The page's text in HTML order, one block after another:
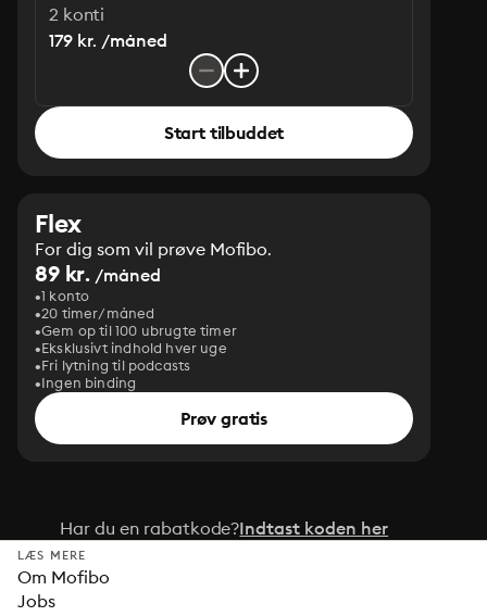
2 konti
179 kr. /måned
Start tilbuddet
Flex
For dig som vil prøve Mofibo.
89 kr. /måned
1 konto
20 timer/måned
Gem op til 100 ubrugte timer
Eksklusivt indhold hver uge
Fri lytning til podcasts
Ingen binding
Prøv gratis
Har du en rabatkode?Indtast koden her
LÆS MERE
Om Mofibo
Jobs